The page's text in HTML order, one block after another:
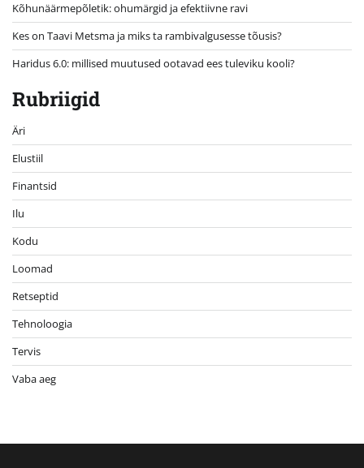
Kõhunäärmepõletik: ohumärgid ja efektiivne ravi
Kes on Taavi Metsma ja miks ta rambivalgusesse tõusis?
Haridus 6.0: millised muutused ootavad ees tuleviku kooli?
Rubriigid
Äri
Elustiil
Finantsid
Ilu
Kodu
Loomad
Retseptid
Tehnoloogia
Tervis
Vaba aeg